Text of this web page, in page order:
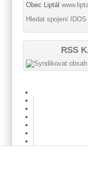
Obec Liptál
Hledat spojení IDOS
RSS